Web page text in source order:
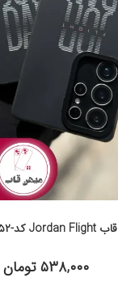
قاب Jordan Flight کد-۲۰۹۲۵۲
۵۳۸,۰۰۰ تومان